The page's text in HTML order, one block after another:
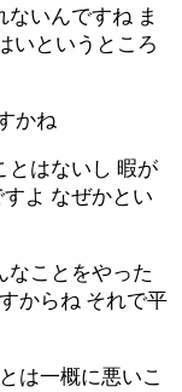
いんですね ま
いというところ
かね
とはないし 暇が
よ なぜかとい
なことをやった
からね それで平
は一概に悪いこ